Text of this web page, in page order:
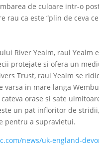
de culoare intr-o
rau ca este “plin de ceva
River Yealm, raul
protejate si ofera un
Trust, raul Yealm se
varsa in mare langa
orase si sate
un pat infloritor de
pentru a supravietui.
news/uk-england-